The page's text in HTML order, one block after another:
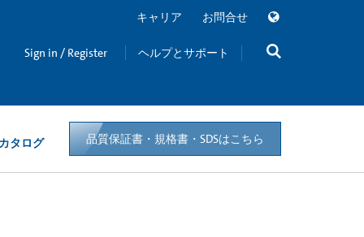
キャリア お問合せ
Sign in / Register ヘルプとサポート
カタログ 品質保証書・規格書・SDSはこちら